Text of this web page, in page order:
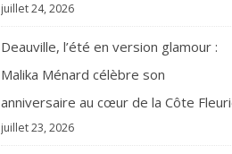
juillet 24, 2026
Deauville, l’été en version glamour :
Malika Ménard célèbre son
anniversaire au cœur de la Côte
juillet 23, 2026